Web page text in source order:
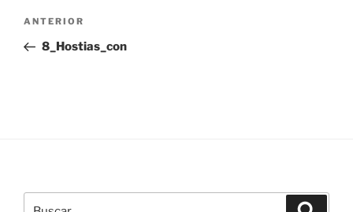
Navegación
entradas
Entrada
anterior:
ANTERIOR
8_Hostias_con